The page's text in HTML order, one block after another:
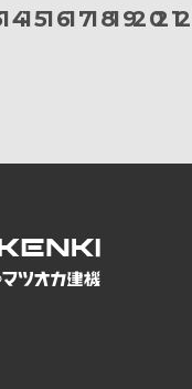
1415161718192021